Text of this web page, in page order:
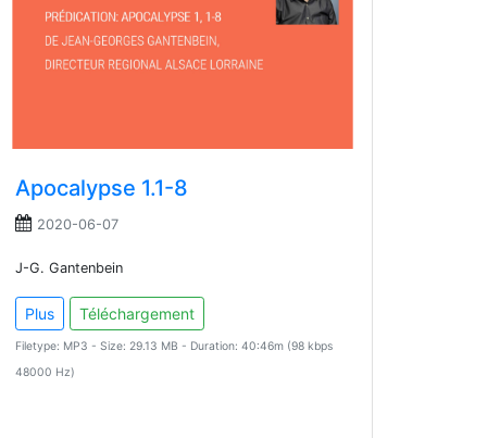
Apocalypse 1.1-8
2020-06-07
J-G. Gantenbein
Plus Téléchargement
Filetype: MP3 - Size: 29.13 MB - Duration: 40:46m (98 kbps
48000 Hz)